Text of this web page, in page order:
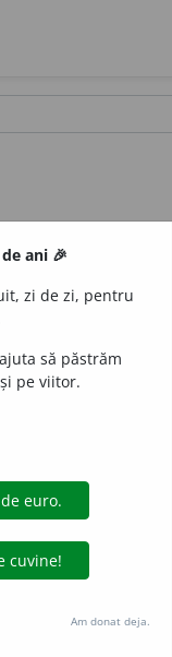
– Din
dexonline.ro)
extragere automată
oficial spre utilizare
Hosterion
ani 🎉
zi de zi, pentru
să păstrăm
pe viitor.
Am donat deja.